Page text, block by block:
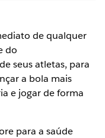
de qualquer
do
seus atletas, para
a bola mais
e jogar de forma
para a saúde